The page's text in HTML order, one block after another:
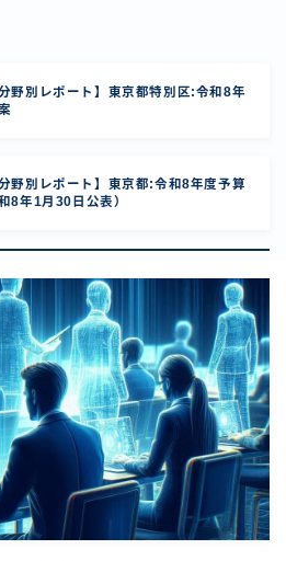
分野別レポート】東京都特別区:令和8年
分野別レポート】東京都:令和8年度予算
8年1月30日公表）